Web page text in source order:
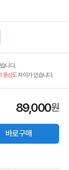
니다.
풍성도차이가 있습니다.
89,000원
바로구매